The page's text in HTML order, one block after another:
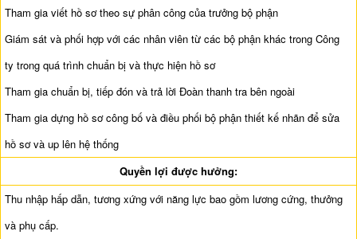
Tham gia viết hồ sơ theo sự phân công của trưởng bộ phận
Giám sát và phối hợp với các nhân viên từ các bộ phận khác trong Công
ty trong quá trình chuẩn bị và thực hiện hồ sơ
Tham gia chuẩn bị, tiếp đón và trả lời Đoàn thanh tra bên ngoài
Tham gia dựng hồ sơ công bố và điều phối bộ phận thiết kế nhãn để sửa
hồ sơ và up lên hệ thống
Quyền lợi được hưởng:
Thu nhập hấp dẫn, tương xứng với năng lực bao gồm lương cứng, thưởng
và phụ cấp.